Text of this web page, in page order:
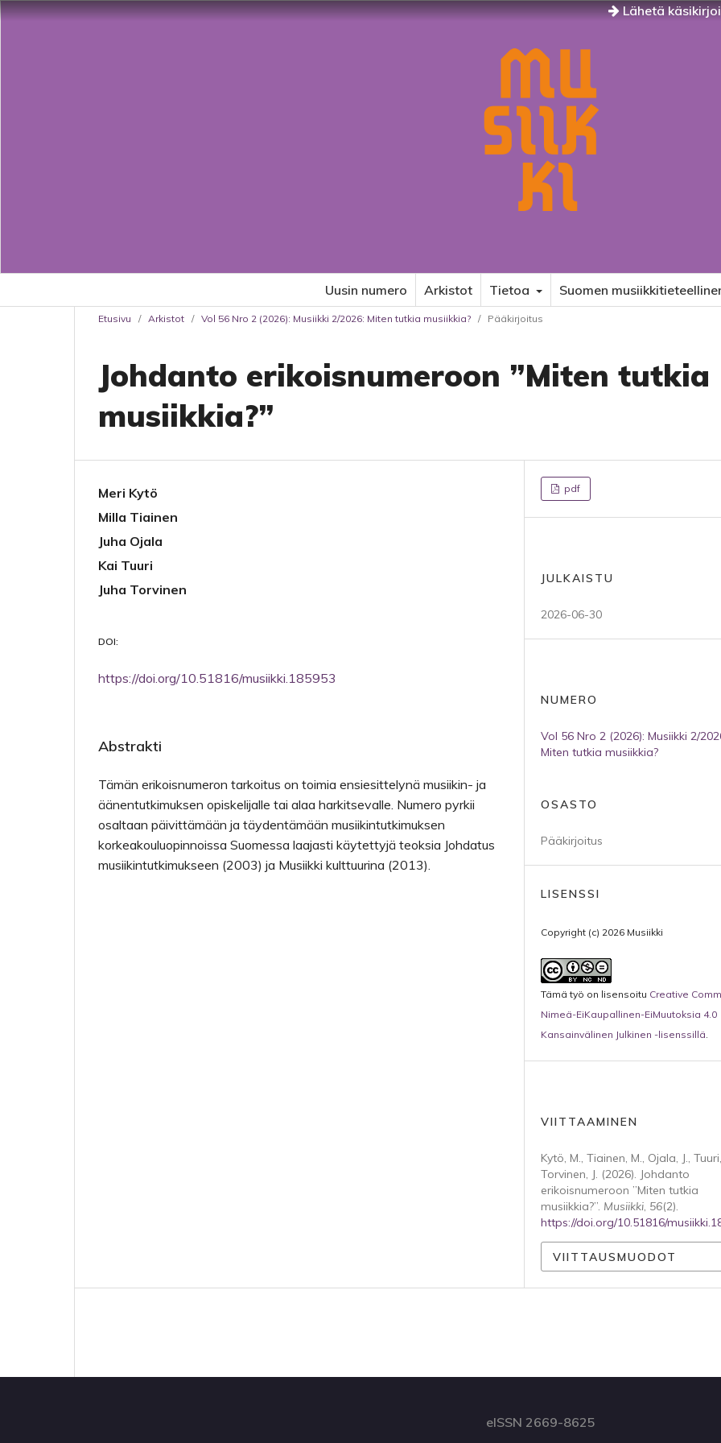
Lähetä
Uusin numero Arkistot Tietoa Suomen
Etusivu / Arkistot / Vol 56 Nro 2 (2026): Musiikki 2/2026: Miten tutkia musiikkia? / Pääkirjoitus
Johdanto erikoisnumeroon ”Miten tutkia
musiikkia?”
Meri Kytö
Milla Tiainen
Juha Ojala
Kai Tuuri
Juha Torvinen
DOI:
https://doi.org/10.51816/musiikki.185953
Abstrakti
Tämän erikoisnumeron tarkoitus on toimia ensiesittelynä musiikin- ja
äänentutkimuksen opiskelijalle tai alaa harkitsevalle. Numero pyrkii
osaltaan päivittämään ja täydentämään musiikintutkimuksen
korkeakoulu­opinnoissa Suomessa laajasti käytettyjä teoksia Johdatus
musiikintutkimukseen (2003) ja Musiikki kulttuurina (2013).
pdf
JULKAISTU
2026-06-30
NUMERO
Vol 56 Nro 2 (2026): Musiikki 2/
Miten tutkia musiikkia?
OSASTO
Pääkirjoitus
LISENSSI
Copyright (c) 2026 Musiikki
Tämä työ on lisensoitu Creative
Nimeä-EiKaupallinen-EiMuutoksia 4.0
Kansainvälinen Julkinen -lisenssillä.
VIITTAAMINEN
Kytö, M., Tiainen, M., Ojala, J.,
Torvinen, J. (2026). Johdanto
erikoisnumeroon ”Miten tutkia
musiikkia?”. Musiikki, 56(2).
https://doi.org/10.51816/
VIITTAUSMUODOT
eISSN 2669-8625